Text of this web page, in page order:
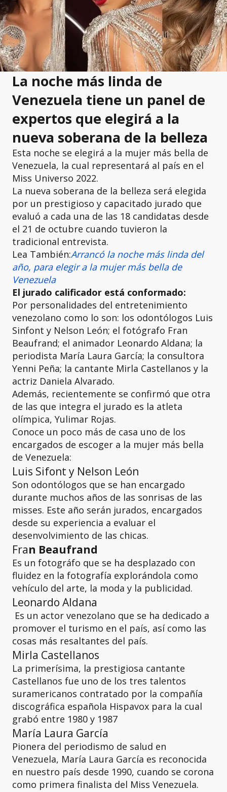
La noche más linda de
Venezuela tiene un panel de
expertos que elegirá a la
nueva soberana de la belleza
Esta noche se elegirá a la mujer más bella de
Venezuela, la cual representará al país en el
Miss Universo 2022.
La nueva soberana de la belleza será elegida
por un prestigioso y capacitado jurado que
evaluó a cada una de las 18 candidatas desde
el 21 de octubre cuando tuvieron la
tradicional entrevista.
Lea También:Arrancó la noche más linda del
año, para elegir a la mujer más bella de
Venezuela
El jurado calificador está conformado:
Por personalidades del entretenimiento
venezolano como lo son: los odontólogos Luis
Sinfont y Nelson León; el fotógrafo Fran
Beaufrand; el animador Leonardo Aldana; la
periodista María Laura García; la consultora
Yenni Peña; la cantante Mirla Castellanos y la
actriz Daniela Alvarado.
Además, recientemente se confirmó que otra
de las que integra el jurado es la atleta
olímpica, Yulimar Rojas.
Conoce un poco más de casa uno de los
encargados de escoger a la mujer más bella
de Venezuela:
Luis Sifont y Nelson León
Son odontólogos que se han encargado
durante muchos años de las sonrisas de las
misses. Este año serán jurados, encargados
desde su experiencia a evaluar el
desenvolvimiento de las chicas.
Fran Beaufrand
Es un fotográfo que se ha desplazado con
fluidez en la fotografía explorándola como
vehículo del arte, la moda y la publicidad.
Leonardo Aldana
Es un actor venezolano que se ha dedicado a
promover el turismo en el país, así como las
cosas más resaltantes del país.
Mirla Castellanos
La primerísima, la prestigiosa cantante
Castellanos fue uno de los tres talentos
suramericanos contratado por la compañía
discográfica española Hispavox​ para la cual
grabó entre 1980 y 1987
María Laura García
Pionera del periodismo de salud en
Venezuela, María Laura García es reconocida
en nuestro país desde 1990, cuando se corona
como primera finalista del Miss Venezuela.